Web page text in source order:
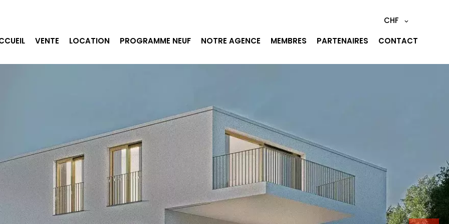
CHF
VENTE LOCATION PROGRAMME NEUF NOTRE AGENCE MEMBRES PARTENAIRES CONTACT